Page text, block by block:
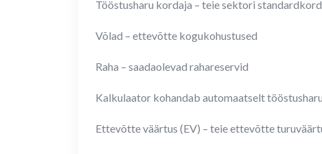
Tööstusharu kordaja – teie sektori
Võlad – ettevõtte kogukohustused
Raha – saadaolevad rahareservid
Kalkulaator kohandab automaatselt
Ettevõtte väärtus (EV) – teie ettevõtte